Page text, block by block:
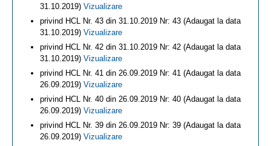
31.10.2019) Vizualizare
privind HCL Nr. 43 din 31.10.2019 Nr: 43 (Adaugat la data
31.10.2019) Vizualizare
privind HCL Nr. 42 din 31.10.2019 Nr: 42 (Adaugat la data
31.10.2019) Vizualizare
privind HCL Nr. 41 din 26.09.2019 Nr: 41 (Adaugat la data
26.09.2019) Vizualizare
privind HCL Nr. 40 din 26.09.2019 Nr: 40 (Adaugat la data
26.09.2019) Vizualizare
privind HCL Nr. 39 din 26.09.2019 Nr: 39 (Adaugat la data
26.09.2019) Vizualizare